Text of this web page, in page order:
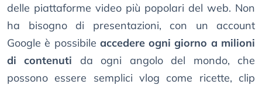
delle piattaforme video più popolari del web. Non
ha bisogno di presentazioni, con un account
Google è possibile accedere ogni giorno a milioni
di contenuti da ogni angolo del mondo, che
possono essere semplici vlog come ricette, clip